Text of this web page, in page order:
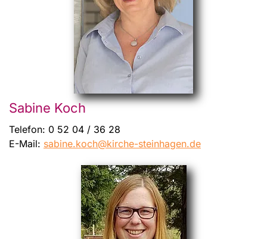
Sabine Koch
Telefon: 0 52 04 / 36 28
E-Mail: sabine.koch@kirche-steinhagen.de